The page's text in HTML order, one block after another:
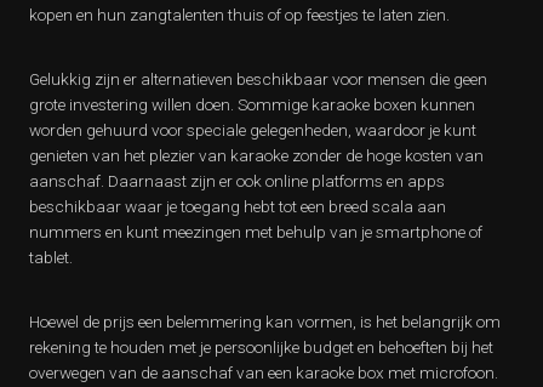
kopen en hun zangtalenten thuis of op feestjes te laten zien.
Gelukkig zijn er alternatieven beschikbaar voor mensen die geen
grote investering willen doen. Sommige karaoke boxen kunnen
worden gehuurd voor speciale gelegenheden, waardoor je kunt
genieten van het plezier van karaoke zonder de hoge kosten van
aanschaf. Daarnaast zijn er ook online platforms en apps
beschikbaar waar je toegang hebt tot een breed scala aan
nummers en kunt meezingen met behulp van je smartphone of
tablet.
Hoewel de prijs een belemmering kan vormen, is het belangrijk om
rekening te houden met je persoonlijke budget en behoeften bij het
overwegen van de aanschaf van een karaoke box met microfoon.